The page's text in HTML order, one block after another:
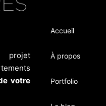
votre
Accueil
À propos
Portfolio